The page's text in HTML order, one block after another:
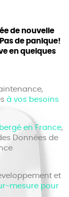
de nouvelle
de panique!
en quelques
à vos besoins
en France,
Données de
et
mesure pour